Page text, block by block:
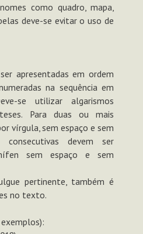
como quadro, mapa,
deve-se evitar o uso de
apresentadas em ordem
na sequência em
se utilizar algarismos
Para duas ou mais
vírgula, sem espaço e sem
devem ser
sem espaço e sem
pertinente, também é
no texto.